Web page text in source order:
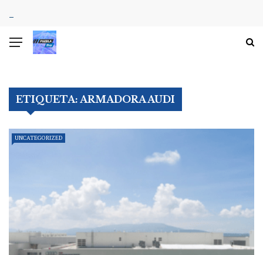
ETIQUETA: ARMADORA AUDI
UNCATEGORIZED